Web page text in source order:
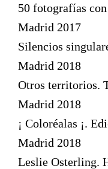
50 fotografías
Madrid 2017
Silencios
Madrid 2018
Otros territorios.
Madrid 2018
¡ Coloréalas ¡.
Madrid 2018
Leslie Osterling.